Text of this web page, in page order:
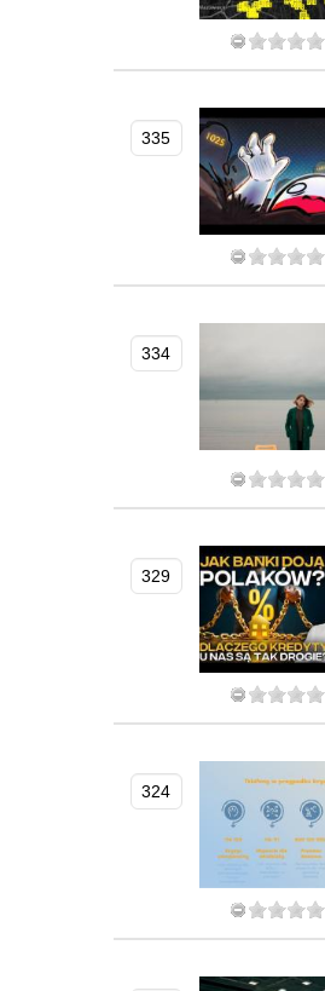
335
334
329
324